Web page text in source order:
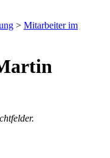
> Mitarbeiter im